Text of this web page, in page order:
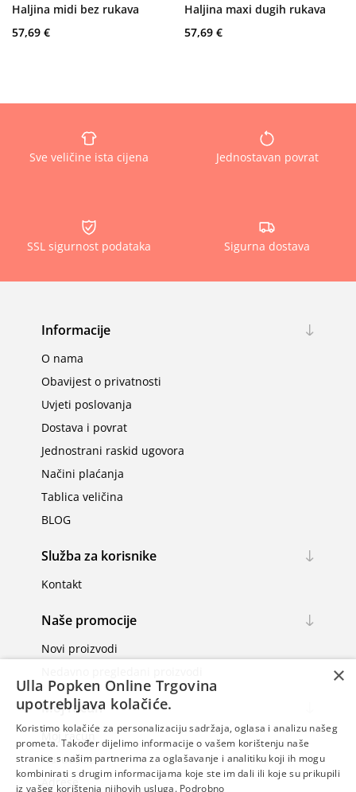
Haljina midi bez rukava
57,69 €
Haljina maxi dugih rukava
57,69 €
Sve veličine ista cijena Jednostavan povrat
SSL sigurnost podataka Sigurna dostava
Informacije
O nama
Obavijest o privatnosti
Uvjeti poslovanja
Dostava i povrat
Jednostrani raskid ugovora
Načini plaćanja
Tablica veličina
BLOG
Služba za korisnike
Kontakt
Naše promocije
Novi proizvodi
Moj račun
Moj račun
Narudžbe
Adrese
×
Ulla Popken Online Trgovina
upotrebljava kolačiće.
Koristimo kolačiće za personalizaciju sadržaja, oglasa i analizu našeg
prometa. Također dijelimo informacije o vašem korištenju naše
stranice s našim partnerima za oglašavanje i analitiku koji ih mogu
kombinirati s drugim informacijama koje ste im dali ili koje su prikupili
iz vašeg korištenja njihovih usluga. Podrobno